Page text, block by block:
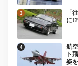
「
に
航
ト
姿